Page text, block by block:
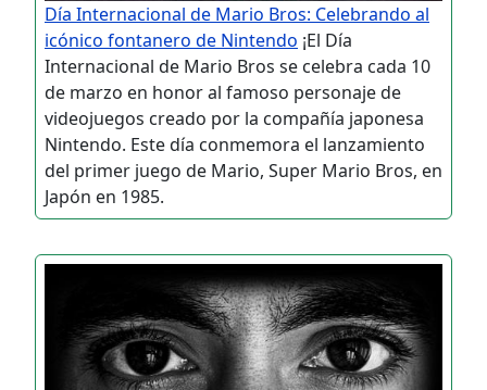
Día Internacional de Mario Bros: Celebrando al
icónico fontanero de Nintendo ¡El Día
Internacional de Mario Bros se celebra cada 10
de marzo en honor al famoso personaje de
videojuegos creado por la compañía japonesa
Nintendo. Este día conmemora el lanzamiento
del primer juego de Mario, Super Mario Bros, en
Japón en 1985.